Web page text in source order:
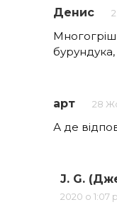
Денис
арт 28
А де
J. G.
2020 о 1:07